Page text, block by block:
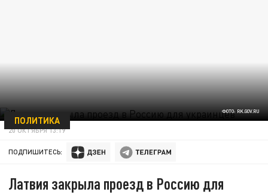
ФОТО: RK.GOV.RU
ПОЛИТИКА
20 ОКТЯБРЯ 13:19
ПОДПИШИТЕСЬ:
Латвия закрыла проезд в Россию для